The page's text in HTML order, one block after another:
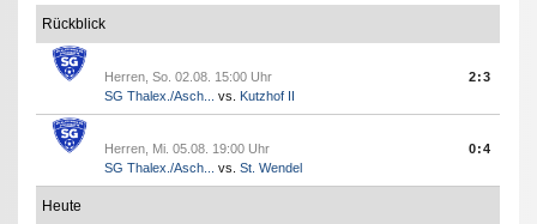
Rückblick
Herren, So. 02.08. 15:00 Uhr
SG Thalex./Asch...
vs. Kutzhof II
2:3
Herren, Mi. 05.08. 19:00 Uhr
SG Thalex./Asch...
vs.St. Wendel
0:4
Heute